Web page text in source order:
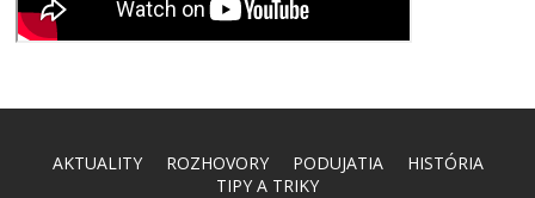
AKTUALITY ROZHOVORY PODUJATIA
HISTÓRIA
TIPY A TRIKY